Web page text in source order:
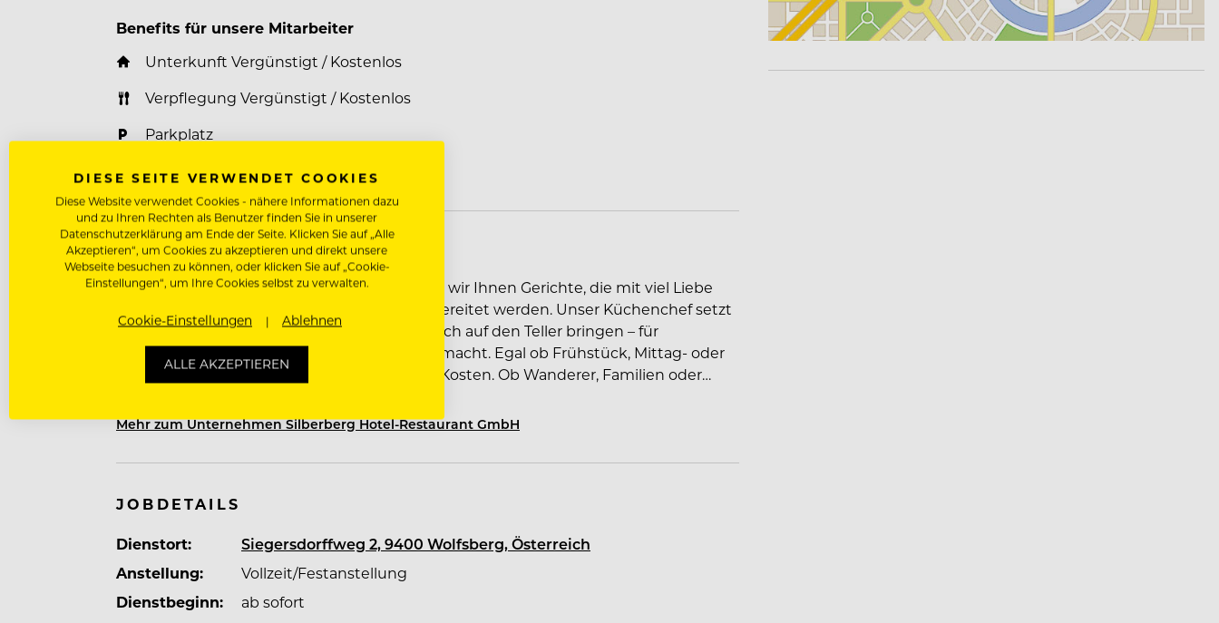
Benefits für unsere Mitarbeiter
Unterkunft Vergünstigt / Kostenlos
Verpflegung Vergünstigt / Kostenlos
Parkplatz
Mitarbeiterevents
Über Silberberg Hotel-Restaurant GmbH
In unseremRestaurant Silberberg
servieren wir Ihnen Gerichte, die mit viel Liebe
und den besten Zutaten aus der Region zubereitet werden. Unser Küchenchef setzt
auf saisonale, heimische Produkte, die wir frisch auf den Teller bringen – für
Geschmack, der authentisch ist und Freude macht. Egal ob Frühstück, Mittag- oder
Abendessen, bei uns kommt jeder auf seine Kosten. Ob Wanderer, Familien oder
Mehr zum Unternehmen Silberberg Hotel-Restaurant GmbH
JOBDETAILS
Dienstort:
Siegersdorffweg 2, 9400 Wolfsberg, Österreich
Anstellung:
Vollzeit/Festanstellung
Dienstbeginn:
ab sofort
DIESE SEITE VERWENDET COOKIES
Diese Website verwendet Cookies - nähere Informationen dazu
und zu Ihren Rechten als Benutzer finden Sie in unserer
Datenschutzerklärung am Ende der Seite. Klicken Sie auf „Alle
Akzeptieren“, um Cookies zu akzeptieren und direkt unsere
Webseite besuchen zu können, oder klicken Sie auf „Cookie-
Einstellungen“, um Ihre Cookies selbst zu verwalten.
Cookie-Einstellungen Ablehnen
ALLE AKZEPTIEREN